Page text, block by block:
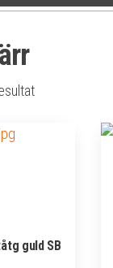
Sortera
genomsnittligt
guld SB